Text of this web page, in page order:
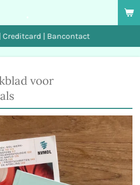
.
Creditcard | Bancontact
voor